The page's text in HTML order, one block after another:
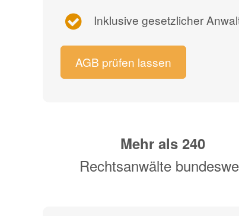
Inklusive gesetzlicher
AGB prüfen lassen
Mehr als 240
Rechtsanwälte